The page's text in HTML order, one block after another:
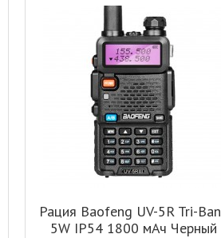
Рация Baofeng UV-5R Tri-
5W IP54 1800 мАч Черный